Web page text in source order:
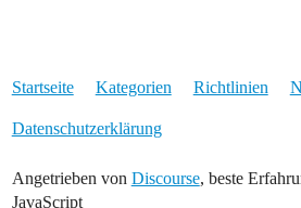
Startseite Kategorien Richtlinien
Datenschutzerklärung
Angetrieben von Discourse, beste
JavaScript